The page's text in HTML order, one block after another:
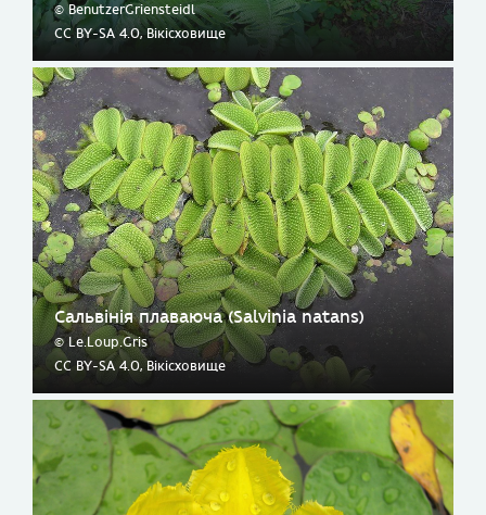
© BenutzerGriensteidl
CC BY-SA 4.0, Вікісховище
Сальвінія плаваюча (Salvinia natans)
© Le.Loup.Gris
CC BY-SA 4.0, Вікісховище